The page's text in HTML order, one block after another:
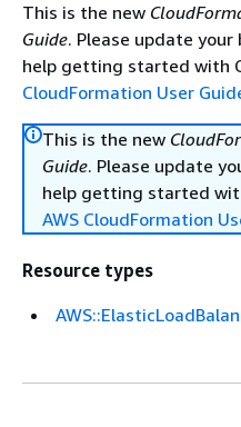
This is the new
Guide. Please update your
help getting started with
CloudFormation User
This is the new
Guide. Please update
help getting started
AWS CloudFormation
Resource types